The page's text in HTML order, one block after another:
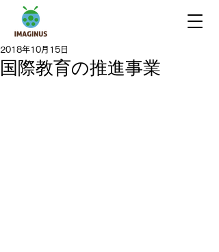
国際教育の推進事業
2018年10月15日